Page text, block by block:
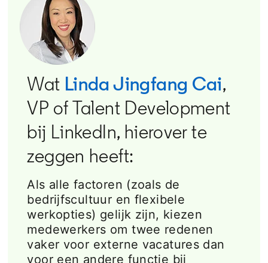
Wat Linda Jingfang Cai,
VP of Talent Development
bij LinkedIn, hierover te
zeggen heeft:
Als alle factoren (zoals de
bedrijfscultuur en flexibele
werkopties) gelijk zijn, kiezen
medewerkers om twee redenen
vaker voor externe vacatures dan
voor een andere functie bij